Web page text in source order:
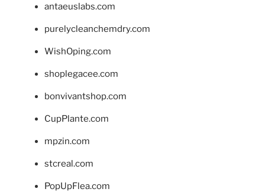
antaeuslabs.com
purelycleanchemdry.com
WishOping.com
shoplegacee.com
bonvivantshop.com
CupPlante.com
mpzin.com
stcreal.com
PopUpFlea.com